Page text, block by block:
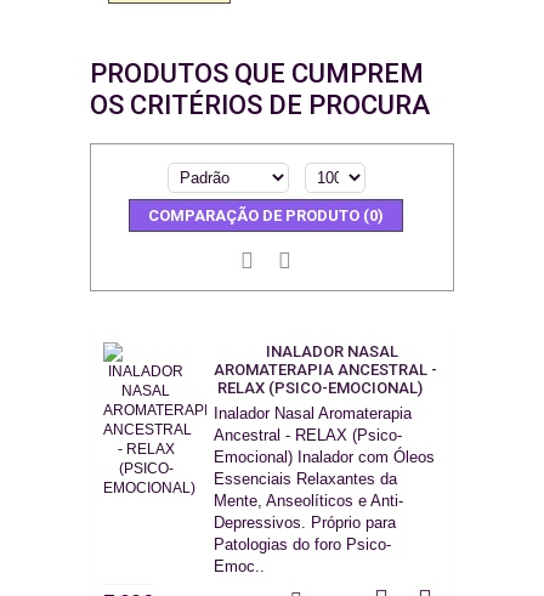
PRODUTOS QUE CUMPREM
OS CRITÉRIOS DE PROCURA
COMPARAÇÃO DE PRODUTO (0)
INALADOR NASAL
AROMATERAPIA ANCESTRAL -
RELAX (PSICO-EMOCIONAL)
Inalador Nasal Aromaterapia
Ancestral - RELAX (Psico-
Emocional) Inalador com Óleos
Essenciais Relaxantes da
Mente, Anseolíticos e Anti-
Depressivos. Próprio para
Patologias do foro Psico-
Emoc..